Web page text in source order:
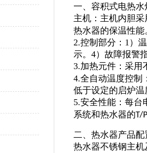
一、容积式电热
主机：主机内胆
热水器的保温性能
2.控制部分：1）
示。4）故障报警
3.加热元件：采用
4.全自动温度控制
低于设定的启炉
5.安全性能：每台
系统和热水器的T/P
二、热水器产品配
热水器不锈钢主